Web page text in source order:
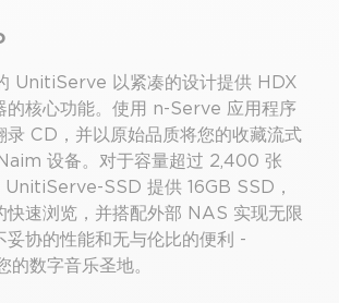
UnitiServe 以紧凑的设计提供 HDX
的核心功能。使用 n-Serve 应用程序
录 CD，并以原始品质将您的收藏流式
设备。对于容量超过 2,400 张
UnitiServe-SSD 提供 16GB SSD，
快速浏览，并搭配外部 NAS 实现无限
妥协的性能和无与伦比的便利 -
数字音乐圣地。